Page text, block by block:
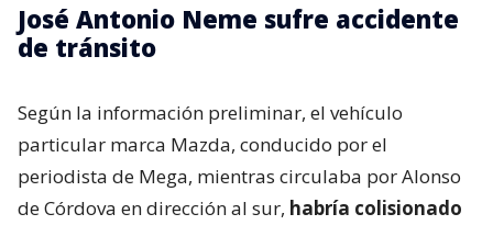
José Antonio Neme sufre accidente
de tránsito
Según la información preliminar, el vehículo
particular marca Mazda, conducido por el
periodista de Mega, mientras circulaba por Alonso
de Córdova en dirección al sur, habría colisionado